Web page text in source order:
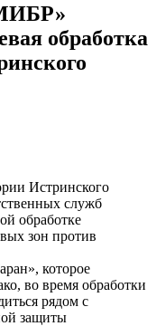
обработка
Истринского
служб
обработке
зон против
которое
во время обработки
рядом с
защиты